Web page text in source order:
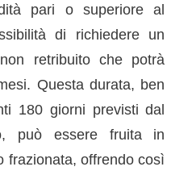
pari o superiore al
di richiedere un
retribuito che potrà
Questa durata, ben
180 giorni previsti dal
può essere fruita in
frazionata, offrendo così